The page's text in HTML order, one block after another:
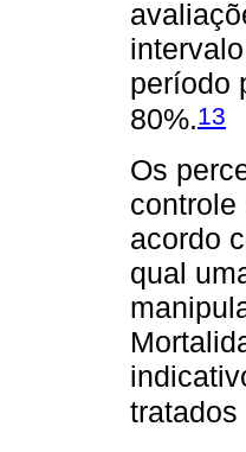
período
80%.13
Os
controle
acordo
qual
tratados